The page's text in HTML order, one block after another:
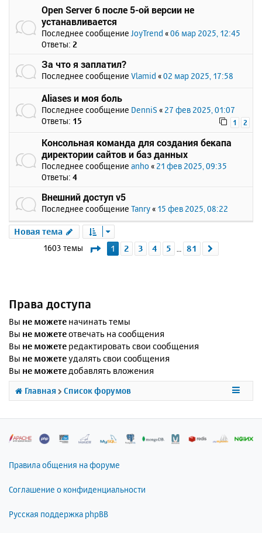
Open Server 6 после 5-ой версии не
устанавливается
Последнее сообщение JoyTrend «06 мар 2025, 12:45
Ответы: 2
За что я заплатил?
Последнее сообщение Vlamid «02 мар 2025, 17:58
Aliases и моя боль
Последнее сообщение DenniS « 27 фев 2025, 01:07
Ответы: 15 1 2
Консольная команда для создания бекапа
директории сайтов и баз данных
Последнее сообщение anho « 21 фев 2025, 09:35
Ответы: 4
Внешний доступ v5
Последнее сообщение Tanry « 15 фев 2025, 08:22
Новая тема
1603 темы Страница1 из 81
1 2 3 4 5 … 81
Права доступа
Вы не можете начинать темы
Вы не можетеотвечать на сообщения
Вы не можете редактировать свои сообщения
Вы не можетеудалять свои сообщения
Вы не можетедобавлять вложения
Главная Список форумов
Правила общения на форуме
Соглашение о конфиденциальности
Русская поддержка phpBB